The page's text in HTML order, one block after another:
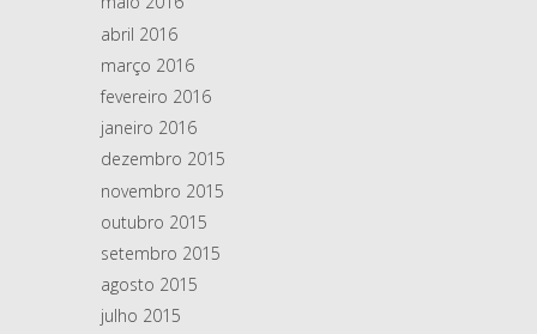
abril 2016
março 2016
fevereiro 2016
janeiro 2016
dezembro 2015
novembro 2015
outubro 2015
setembro 2015
agosto 2015
julho 2015